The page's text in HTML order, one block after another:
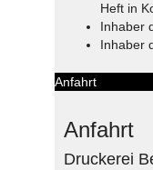
Heft in
Inhaber
Inhaber
Anfahrt
Anfahrt
Druckerei